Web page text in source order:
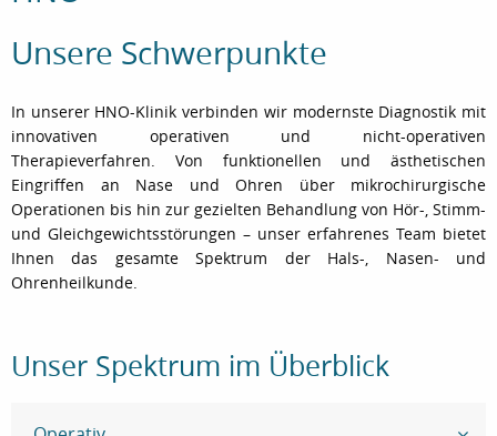
Unsere Schwerpunkte
In unserer HNO-Klinik verbinden wir modernste Diagnostik mit
innovativen operativen und nicht-operativen
Therapieverfahren. Von funktionellen und ästhetischen
Eingriffen an Nase und Ohren über mikrochirurgische
Operationen bis hin zur gezielten Behandlung von Hör-, Stimm-
und Gleichgewichtsstörungen – unser erfahrenes Team bietet
Ihnen das gesamte Spektrum der Hals-, Nasen- und
Ohrenheilkunde.
Unser Spektrum im Überblick